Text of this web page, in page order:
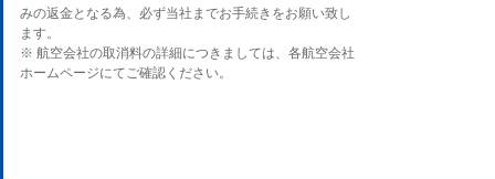
みの返金となる為、必ず当社までお手続きをお願い致し
ます。
※ 航空会社の取消料の詳細につきましては、各航空会社
ホームページにてご確認ください。